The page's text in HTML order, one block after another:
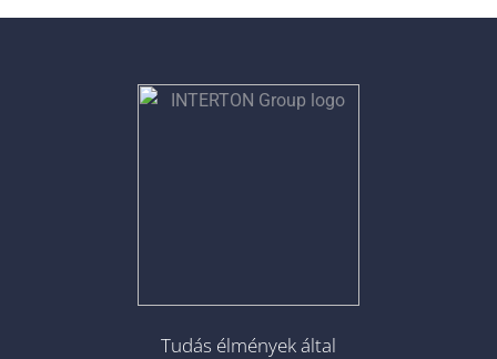
Tudás élmények által